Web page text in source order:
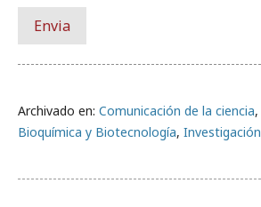
Archivado en: Comunicación de la ciencia,
Bioquímica y Biotecnología, Investigación